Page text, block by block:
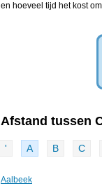
en hoeveel tijd het kost
Afstand tussen
' A B C
Aalbeek